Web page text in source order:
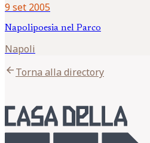
9 set 2005
Napolipoesia nel Parco
Napoli
arrow_backTorna alla directory